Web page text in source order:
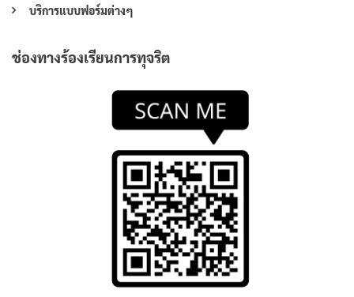
บริการแบบฟอร์มต่างๆ
ช่องทางร้องเรียนการทุจริต